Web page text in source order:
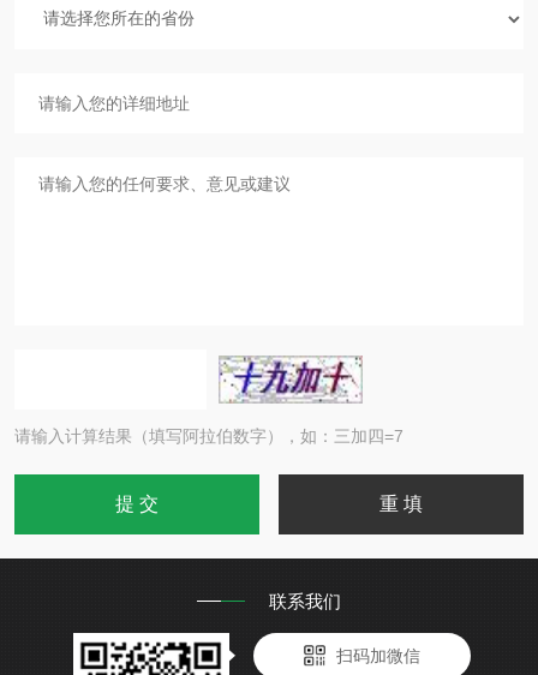
请输入计算结果（填写阿拉伯数字），如：三加四=7
联系我们
扫码加微信